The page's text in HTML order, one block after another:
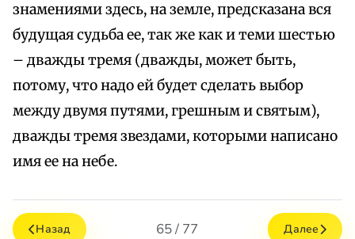
знамениями здесь, на земле, предсказана вся
будущая судьба ее, так же как и теми шестью
– дважды тремя (дважды, может быть,
потому, что надо ей будет сделать выбор
между двумя путями, грешным и святым),
дважды тремя звездами, которыми написано
имя ее на небе.
Назад 65 / 77 Далее